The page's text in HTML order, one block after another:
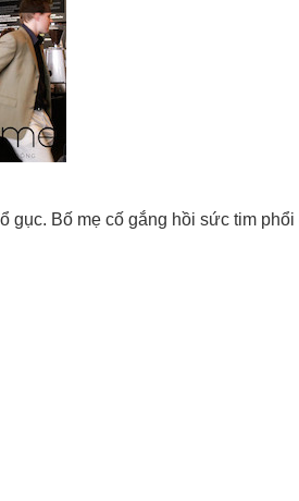
gục. Bố mẹ cố gắng hồi sức tim phổi